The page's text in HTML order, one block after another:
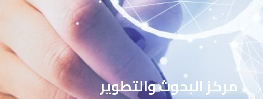
مركز البحوث والتطوير